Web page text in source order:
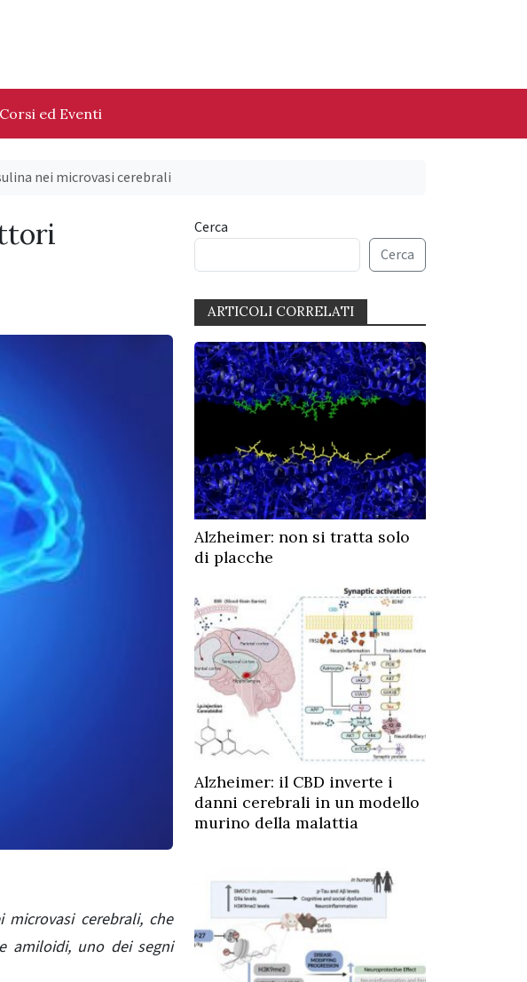
Corsi ed Eventi
nei microvasi cerebrali
cerebrali, che
amiloidi, uno dei segni
Cerca
Cerca
ARTICOLI CORRELATI
Alzheimer: non si tratta solo
di placche
Alzheimer: il CBD inverte i
danni cerebrali in un modello
murino della malattia